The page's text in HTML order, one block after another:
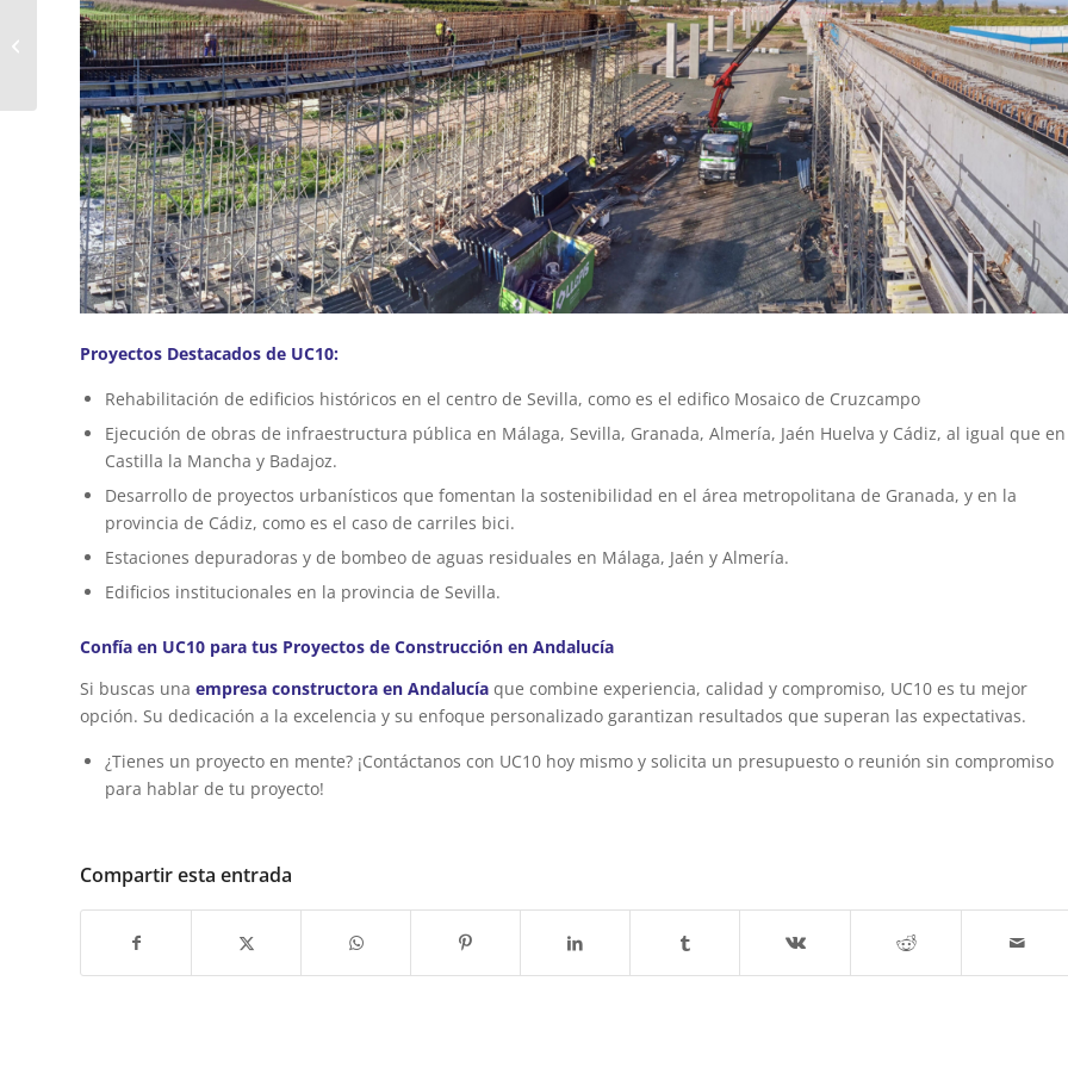
Proyectos Destacados de UC10:
Rehabilitación de edificios históricos en el centro de Sevilla, como es el edifico Mosaico de Cruzcampo
Ejecución de obras de infraestructura pública en Málaga, Sevilla, Granada, Almería, Jaén Huelva y Cádiz, al igual que en
Castilla la Mancha y Badajoz.
Desarrollo de proyectos urbanísticos que fomentan la sostenibilidad en el área metropolitana de Granada, y en la
provincia de Cádiz, como es el caso de carriles bici.
Estaciones depuradoras y de bombeo de aguas residuales en Málaga, Jaén y Almería.
Edificios institucionales en la provincia de Sevilla.
Confía en UC10 para tus Proyectos de Construcción en Andalucía
Si buscas una empresa constructora en Andalucía que combine experiencia, calidad y compromiso, UC10 es tu mejor
opción. Su dedicación a la excelencia y su enfoque personalizado garantizan resultados que superan las expectativas.
¿Tienes un proyecto en mente? ¡Contáctanos con UC10 hoy mismo y solicita un presupuesto o reunión sin compromiso
para hablar de tu proyecto!
Compartir esta entrada
Losa inferior del
Depósito de Regulación
de la Mojonera